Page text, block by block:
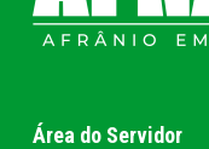
Área do Servidor